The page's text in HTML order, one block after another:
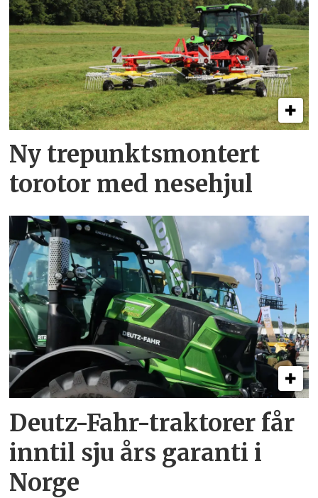
Ny trepunkts­montert
torotor med nesehjul
Deutz-Fahr-traktorer får
inntil sju års garanti i
Norge